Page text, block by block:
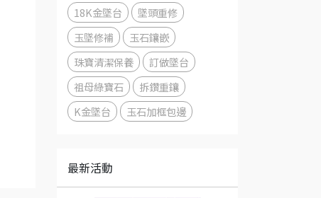
18K金墜台
墜頭重修
玉墜修補
玉石鑲嵌
珠寶清潔保養
訂做墜台
祖母綠寶石
拆鑽重鑲
K金墜台
玉石加框包邊
最新活動